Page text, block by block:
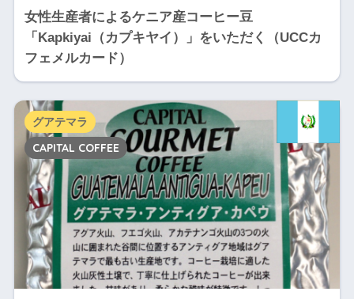
女性生産者によるケニア産コーヒー豆
「Kapkiyai（カプキヤイ）」をいただく（UCCカ
フェメルカード）
グアテマラ
CAPITAL COFFEE